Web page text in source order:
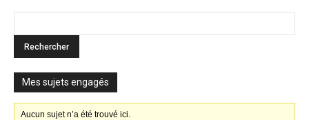
Mes sujets engagés
Aucun sujet n’a été trouvé ici.